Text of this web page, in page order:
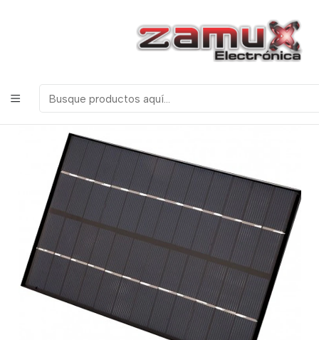
ELECTRONICOS, ROBOTICA & TECNOLOGIA
Robotica Panel Solar 12V - 300ma